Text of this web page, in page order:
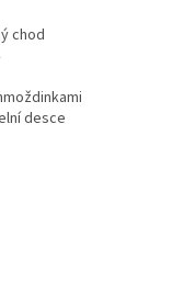
chod
desce